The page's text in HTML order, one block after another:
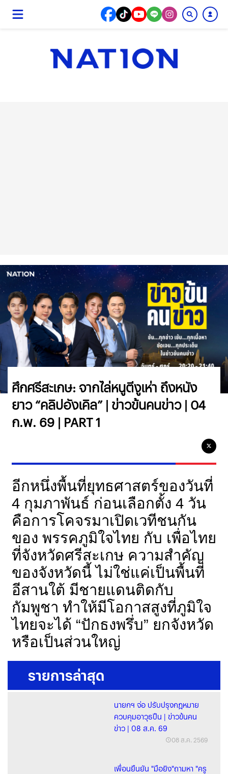
ศึกศรีสะเกษ: จากไล่หนูตีงูเห่า ถึงหนัง
ยาว “คลิปอังเคิล” | ข่าวข้นคนข่าว | 04
ก.พ. 69 | PART 1
อีกหนึ่งพื้นที่ยุทธศาสตร์ของวันที่
4 กุมภาพันธ์ ก่อนเลือกตั้ง 4 วัน
คือการโคจรมาเปิดเวทีชนกัน
ของ พรรคภูมิใจไทย กับ เพื่อไทย
ที่จังหวัดศรีสะเกษ ความสำคัญ
ของจังหวัดนี้ ไม่ใช่แค่เป็นพื้นที่
อีสานใต้ มีชายแดนติดกับ
กัมพูชา ทำให้มีโอกาสสูงที่ภูมิใจ
ไทยจะได้ “ปักธงพรึ่บ” ยกจังหวัด
หรือเป็นส่วนใหญ่
รายการล่าสุด
นายกฯ จ่อ ปรับปรุงกฎหมาย
ควบคุมอาวุธปืน | ข่าวข้นคน
ข่าว | 08 ส.ค. 69
08 ส.ค. 2569
เพื่อนยืนยัน "มือยิง"ถามหา "ครู